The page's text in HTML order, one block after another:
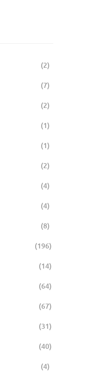
(2)
(7)
(2)
(1)
(1)
(2)
(4)
(4)
(8)
(196)
(14)
(64)
(67)
(31)
(40)
(4)